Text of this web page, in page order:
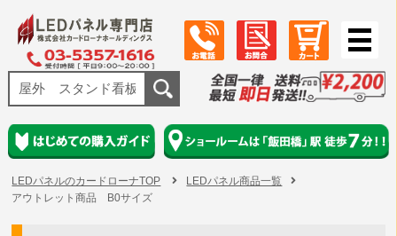
LEDパネルのカードローナTOP
LEDパネル商品一覧
アウトレット商品 B0サイズ